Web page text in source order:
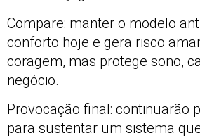
Compare: manter o modelo
conforto hoje e gera risco
coragem, mas protege sono,
negócio.
Provocação final: continuarão
para sustentar um sistema